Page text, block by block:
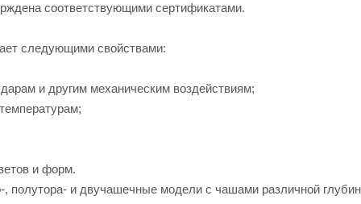
соответствующими сертификатами.
следующими свойствами:
и другим механическим воздействиям;
и форм.
полутора- и двучашечные модели с чашами различной